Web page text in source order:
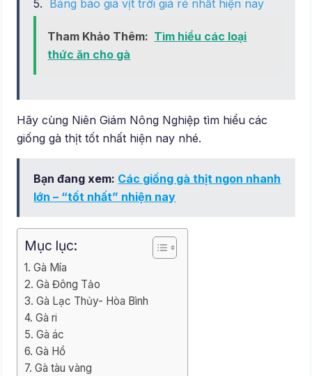
Bảng báo giá vịt trời giá rẻ nhất hiện nay
Tham Khảo Thêm: Tìm hiểu các loại
thức ăn cho gà
Hãy cùng Niên Giám Nông Nghiệp tìm hiểu các
giống gà thịt tốt nhất hiện nay nhé.
Bạn đang xem: Các giống gà thịt ngon nhanh
lớn – “tốt nhất” nhiện nay
Mục lục:
Gà Mía
Gà Đông Tảo
Gà Lạc Thủy- Hòa Bình
Gà ri
Gà ác
Gà Hồ
Gà tàu vàng